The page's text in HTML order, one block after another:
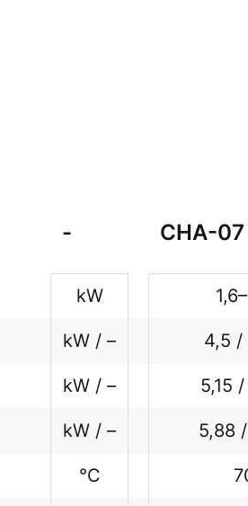
- CHA-07
kW
kW / – 4,5 /
kW / – 5,15
kW / – 5,88
°C